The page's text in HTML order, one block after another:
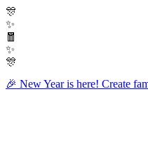
🎊
✨
🧧
✨
🎊
🎉 New Year is here! Create